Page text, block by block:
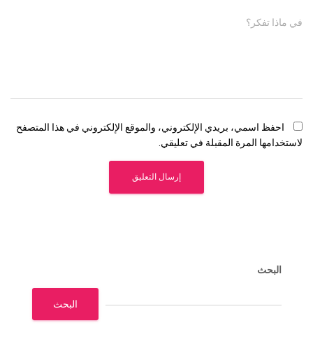
في ماذا تفكر؟
احفظ اسمي، بريدي الإلكتروني، والموقع الإلكتروني في هذا المتصفح
لاستخدامها المرة المقبلة في تعليقي.
البحث
البحث